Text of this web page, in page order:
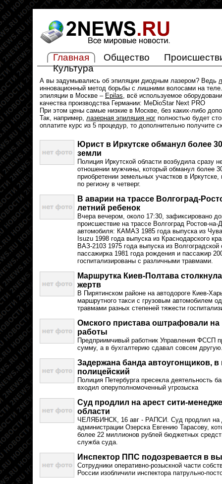
Главная Общество
Культура
А вы задумывались об эпиляции диодным лазером? Ведь
инновационный метод борьбы с лишними волосами на
эпиляции в Москве – Epilas, всё используемое
качества производства Германии: MeDioStar Next PRO
При этом цены самые низкие в Москве, без каких-либо
Так, например, лазерная эпиляция ног полностью будет
оплатите курс из 5 процедур, то дополнительно получите
Юрист в Иркутске обманул более
земли
Полиция Иркутской области возбудила сразу
отношении мужчины, который обманул более
приобретении земельных участков в
по региону в четверг.
В аварии на трассе Волгоград-
летний ребенок
Вчера вечером, около 17:30, зафиксировано
происшествие на трассе Волгоград Ростов-на-
автомобиля: КАМАЗ 1985 года выпуска из
Isuzu 1998 года выпуска из Краснодарского
ВАЗ-2103 1975 года выпуска из
пассажирка 1981 года рождения и пассажир
госпитализированы с различными травмами.
Маршрутка Киев-Полтава
жертв
В Пирятинском районе на автодороге Киев-
маршрутного такси с грузовым автомобилем
травмами разных степеней тяжести
Омского пристава оштрафовали на
работы
Предприимчивый работник Управления ФССП
сумму, а в бухгалтерию сдавал совсем
Задержана банда автоугонщиков,
полицейский
Полиция Петербурга пресекла деятельность
входил оперуполномоченный угрозыска
Суд продлил на арест сити-
области
ЧЕЛЯБИНСК, 16 авг - РАПСИ. Суд продлил на
администрации Озерска Евгению Тарасову,
более 22 миллионов рублей бюджетных
служба суда.
Инспектор ППС подозревается в
Сотрудники оперативно-розыскной части
России изобличили инспектора патрульно-